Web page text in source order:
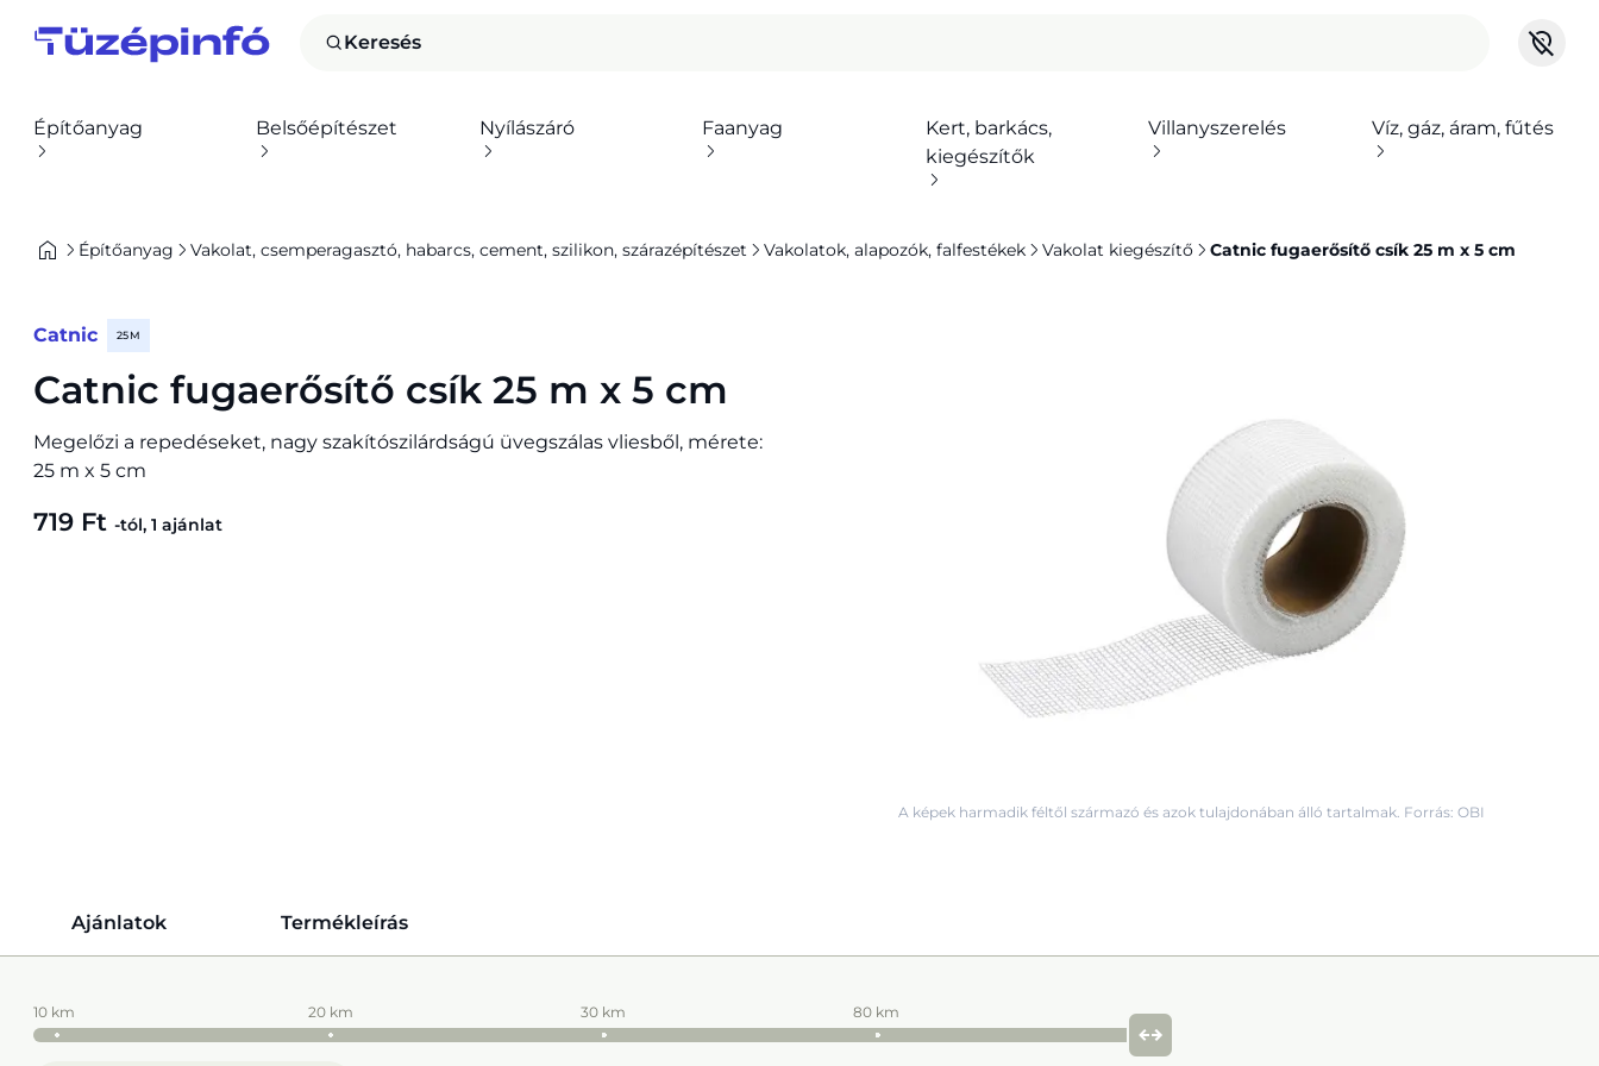
Keresés
Építőanyag Belsőépítészet Nyílászáró Faanyag
Kert, barkács,
kiegészítők
Villanyszerelés Víz, gáz, áram, fűtés
Építőanyag Vakolat, csemperagasztó, habarcs, cement, szilikon, szárazépítészet Vakolatok, alapozók, falfestékek Vakolat kiegészítő Catnic fugaerősítő csík 25 m x 5 cm
Catnic 25 M
Catnic fugaerősítő csík 25 m x 5 cm
Megelőzi a repedéseket, nagy szakítószilárdságú üvegszálas vliesből, mérete:
25 m x 5 cm
719 Ft -tól, 1 ajánlat
A képek harmadik féltől származó és azok tulajdonában álló tartalmak. Forrás: OBI
Ajánlatok Termékleírás
10 km 20 km 30 km 80 km